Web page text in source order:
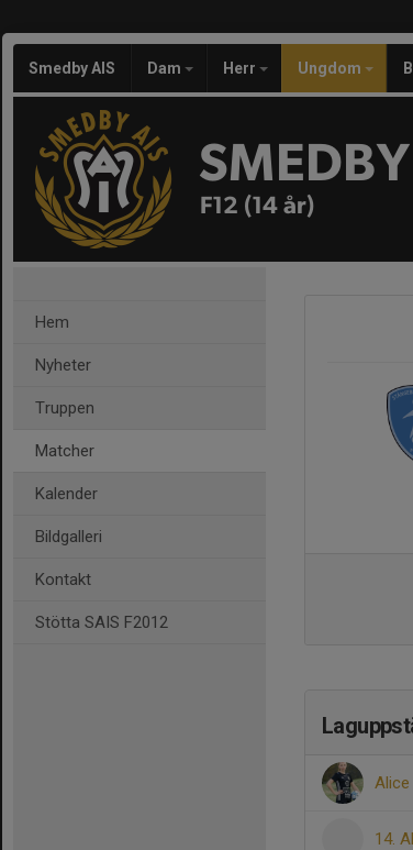
Smedby AIS Dam Herr Ungdom
F12 (14 år)
Hem
Nyheter
Truppen
Matcher
Kalender
Bildgalleri
Kontakt
Stötta SAIS F2012
14.